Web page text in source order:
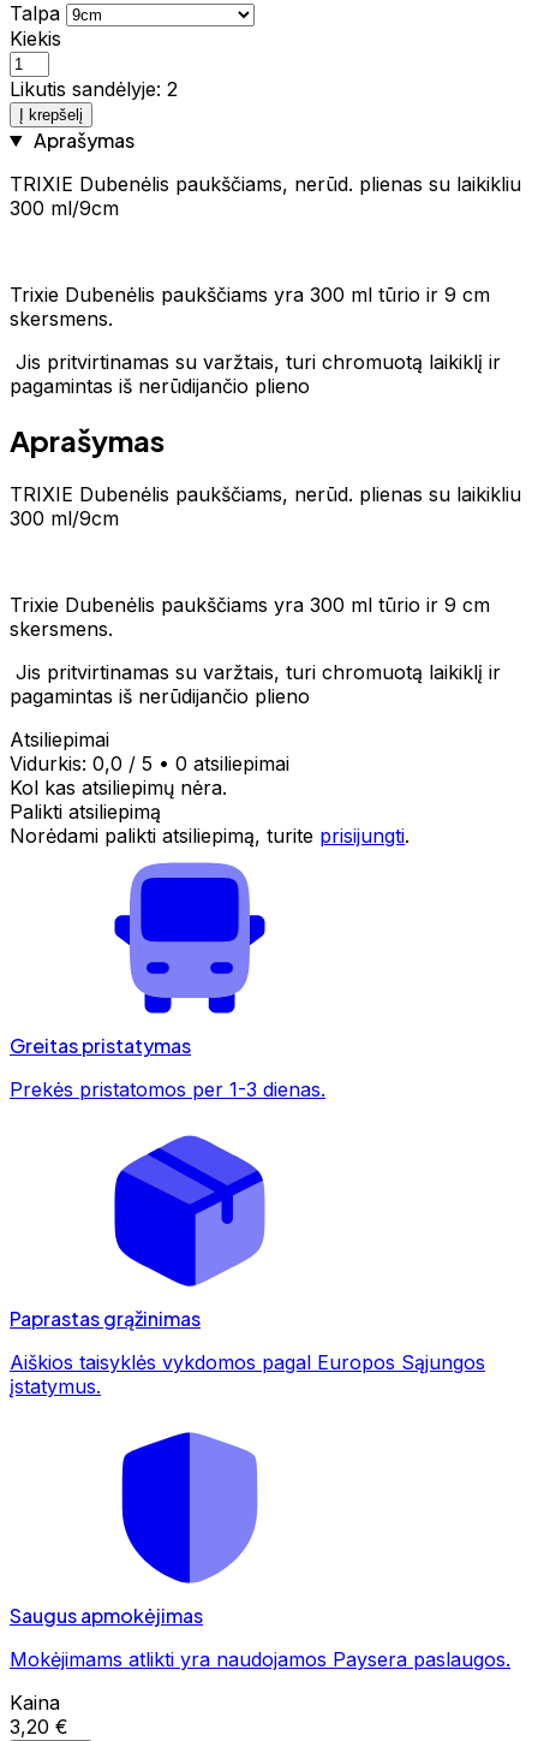
Talpa
Kiekis
Likutis sandėlyje: 2
Į krepšelį
Aprašymas
TRIXIE Dubenėlis paukščiams, nerūd. plienas su laikikliu
300 ml/9cm
Trixie Dubenėlis paukščiams yra 300 ml tūrio ir 9 cm
skersmens.
Jis pritvirtinamas su varžtais, turi chromuotą laikiklį ir
pagamintas iš nerūdijančio plieno
Aprašymas
TRIXIE Dubenėlis paukščiams, nerūd. plienas su laikikliu
300 ml/9cm
Trixie Dubenėlis paukščiams yra 300 ml tūrio ir 9 cm
skersmens.
Jis pritvirtinamas su varžtais, turi chromuotą laikiklį ir
pagamintas iš nerūdijančio plieno
Atsiliepimai
Vidurkis: 0,0 / 5 • 0 atsiliepimai
Kol kas atsiliepimų nėra.
Palikti atsiliepimą
Norėdami palikti atsiliepimą, turite prisijungti.
Greitas pristatymas
Prekės pristatomos per 1-3 dienas.
Paprastas grąžinimas
Aiškios taisyklės vykdomos pagal Europos Sąjungos
įstatymus.
Saugus apmokėjimas
Mokėjimams atlikti yra naudojamos Paysera paslaugos.
Kaina
3,20 €